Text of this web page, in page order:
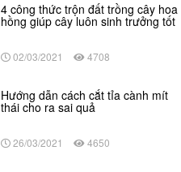
4 công thức trộn đất trồng cây hoa
hồng giúp cây luôn sinh trưởng tốt
02/03/2021 4708
Hướng dẫn cách cắt tỉa cành mít
thái cho ra sai quả
26/03/2021 4650